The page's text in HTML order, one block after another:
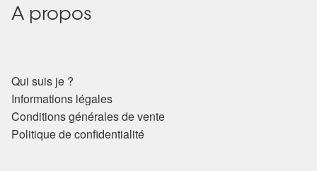
A propos
Qui suis je ?
Informations légales
Conditions générales de vente
Politique de confidentialité